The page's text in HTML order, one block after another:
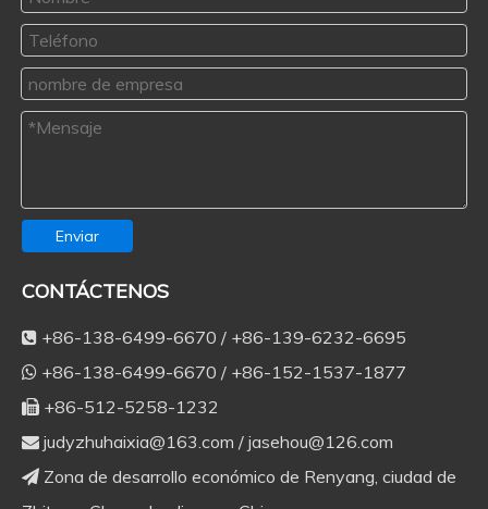
Enviar
CONTÁCTENOS
 +86-138-6499-6670 / +86-139-6232-6695
 +86-138-6499-6670 / +86-152-1537-1877
 +86-512-5258-1232
 judyzhuhaixia@163.com / jasehou@126.com
 Zona de desarrollo económico de Renyang, ciudad de